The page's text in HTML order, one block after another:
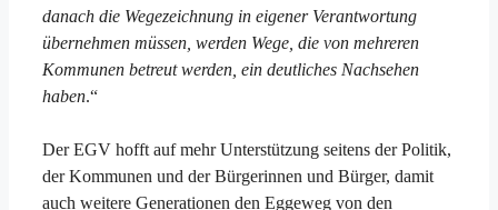
danach die Wegezeichnung in eigener Verantwortung
übernehmen müssen, werden Wege, die von mehreren
Kommunen betreut werden, ein deutliches Nachsehen
haben.“
Der EGV hofft auf mehr Unterstützung seitens der Politik,
der Kommunen und der Bürgerinnen und Bürger, damit
auch weitere Generationen den Eggeweg von den